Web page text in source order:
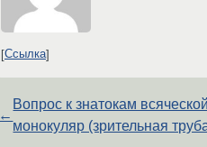
Ссылка
←
Вопрос к знатокам
монокуляр (зрительная